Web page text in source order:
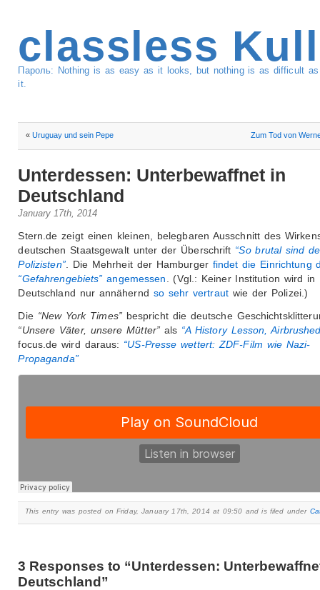
classless
Пароль: Nothing is as easy as it looks, but nothing is as difficult
it.
«Uruguay und sein Pepe Zum Tod von
Unterdessen: Unterbewaffnet in
Deutschland
January 17th, 2014
Stern.de zeigt einen kleinen, belegbaren Ausschnitt des
deutschen Staatsgewalt unter der Überschrift “So brutal sind
Polizisten”. Die Mehrheit der Hamburger findet die Einrichtung
“Gefahrengebiets” angemessen . (Vgl.: Keiner Institution wird in
Deutschland nur annähernd so sehr vertrautwie der Polizei.)
Die “New York Times”bespricht die deutsche
“Unsere Väter, unsere Mütter” als “A History Lesson,
focus.de wird daraus: “US-Presse wettert: ZDF-Film wie Nazi-
Propaganda”
This entry was posted on Friday, January 17th, 2014 at 09:50 and is filed under
3 Responses to “Unterdessen:
Deutschland”